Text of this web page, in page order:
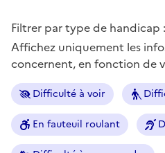
Filtrer par type de handicap :
Affichez uniquement les
concernent, en fonction de
Difficulté à voir
En fauteuil roulant